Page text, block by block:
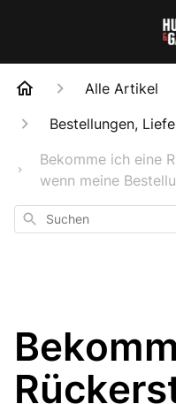
Alle Artikel
Bestellungen,
Bekomme ich eine
wenn meine
Suchen